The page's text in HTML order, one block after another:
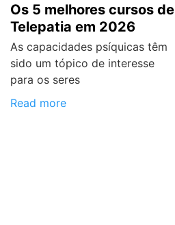
Os 5 melhores cursos de
Telepatia em 2026
As capacidades psíquicas têm
sido um tópico de interesse
para os seres
Read more